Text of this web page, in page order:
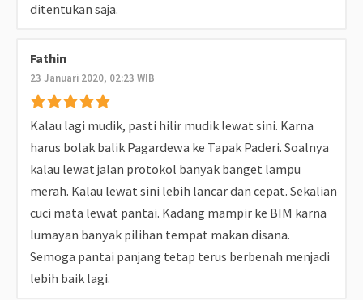
ditentukan saja.
Fathin
23 Januari 2020, 02:23 WIB
Kalau lagi mudik, pasti hilir mudik lewat sini. Karna
harus bolak balik Pagardewa ke Tapak Paderi. Soalnya
kalau lewat jalan protokol banyak banget lampu
merah. Kalau lewat sini lebih lancar dan cepat. Sekalian
cuci mata lewat pantai. Kadang mampir ke BIM karna
lumayan banyak pilihan tempat makan disana.
Semoga pantai panjang tetap terus berbenah menjadi
lebih baik lagi.